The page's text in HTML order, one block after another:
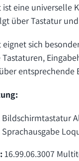
eine universelle
über Tastatur und
sich
Tastaturen,
16.99.06.3007